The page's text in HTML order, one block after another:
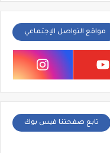
مواقع التواصل الإجتماعي
تابع صفحتنا فيس بوك